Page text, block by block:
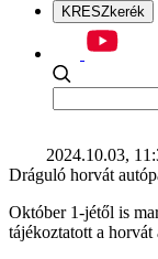
KRESZkerék
2024.10.03,
Dráguló horvát
Október 1-jétől is
tájékoztatott a